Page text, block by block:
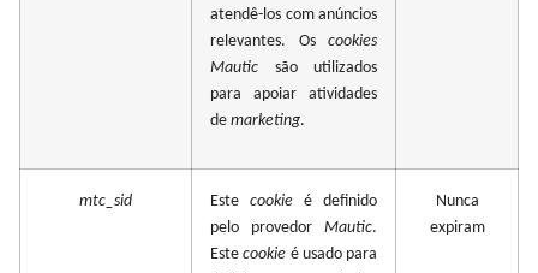
atendê-los com anúncios
relevantes. Os cookies
Mautic são utilizados
para apoiar atividades
de marketing.
mtc_sid Este cookie é definido
pelo provedor Mautic.
Estecookie é usado para
Nunca
expiram